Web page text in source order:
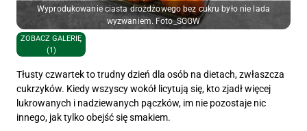
Wyprodukowanie ciasta drożdżowego bez cukru było nie lada
wyzwaniem. Foto_SGGW
ZOBACZ GALERIĘ
(1)
Tłusty czwartek to trudny dzień dla osób na dietach, zwłaszcza
cukrzyków. Kiedy wszyscy wokół licytują się, kto zjadł więcej
lukrowanych i nadziewanych pączków, im nie pozostaje nic
innego, jak tylko obejść się smakiem.